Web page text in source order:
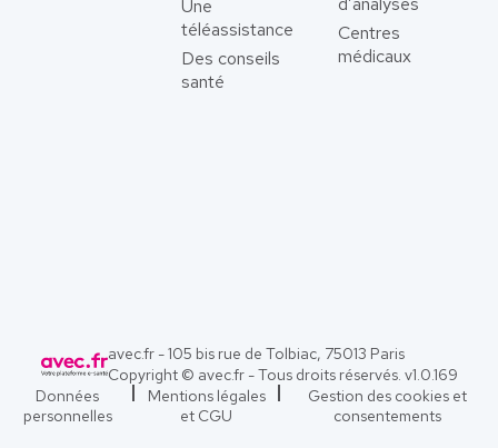
Une
téléassistance
Des conseils
santé
Centres
médicaux
avec.fr - 105 bis rue de Tolbiac, 75013 Paris
Copyright © avec.fr - Tous droits réservés. v1.0.169
Données
personnelles
Mentions légales
et CGU
Gestion des cookies et
consentements